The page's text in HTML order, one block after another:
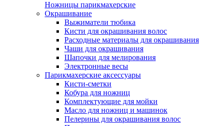
Ножницы парикмахерские
Окрашивание
Выжиматели тюбика
Кисти для окрашивания волос
Расходные материалы для окрашивания
Чаши для окрашивания
Шапочки для мелирования
Электронные весы
Парикмахерские аксессуары
Кисти-сметки
Кобура для ножниц
Комплектующие для мойки
Масло для ножниц и машинок
Пелерины для окрашивания волос